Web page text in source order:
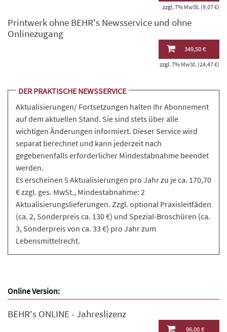
zzgl. 7% MwSt. (9,07 €)
Printwerk ohne BEHR's Newsservice und ohne
Onlinezugang
349,50 €
zzgl. 7% MwSt. (24,47 €)
DER PRAKTISCHE NEWSSERVICE
Aktualisierungen/ Fortsetzungen halten Ihr Abonnement
auf dem aktuellen Stand. Sie sind stets über alle
wichtigen Änderungen informiert. Dieser Service wird
separat berechnet und kann jederzeit nach
gegebenenfalls erforderlicher Mindestabnahme beendet
werden.
Es erscheinen 5 Aktualisierungen pro Jahr zu je ca. 170,70
€ zzgl. ges. MwSt., Mindestabnahme: 2
Aktualisierungslieferungen. Zzgl. optional Praxisleitfäden
(ca. 2, Sonderpreis ca. 130 €) und Spezial-Broschüren (ca.
3, Sonderpreis von ca. 33 €) pro Jahr zum
Lebensmittelrecht.
Online Version:
BEHR's ONLINE - Jahreslizenz
96,00 €